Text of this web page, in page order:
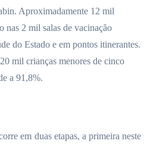
Aproximadamente 12 mil
nas 2 mil salas de vacinação
do Estado e em pontos itinerantes.
mil crianças menores de cinco
a 91,8%.
em duas etapas, a primeira neste